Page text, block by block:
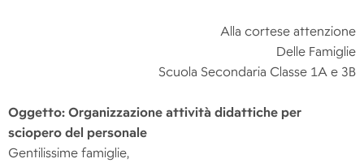
Alla cortese attenzione
Delle Famiglie
Scuola Secondaria Classe 1A e 3B
Oggetto: Organizzazione attività didattiche per
sciopero del personale
Gentilissime famiglie,